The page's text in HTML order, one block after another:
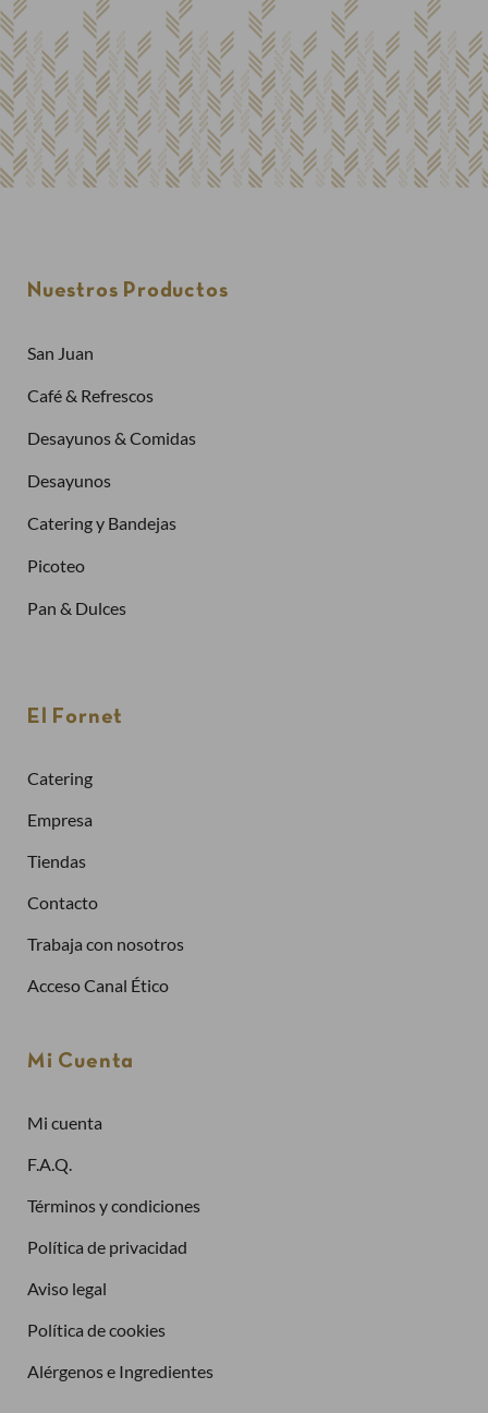
Nuestros Productos
San Juan
Café & Refrescos
Desayunos & Comidas
Desayunos
Catering y Bandejas
Picoteo
Pan & Dulces
El Fornet
Catering
Empresa
Tiendas
Contacto
Trabaja con nosotros
Acceso Canal Ético
Mi Cuenta
Mi cuenta
F.A.Q.
Términos y condiciones
Política de privacidad
Aviso legal
Política de cookies
Alérgenos e Ingredientes
Para realizar un pedido es necesario crear una
Solicitar la factura de tus pedidos
Comprar más rápidamente
¿Has olvidado la contraseña?